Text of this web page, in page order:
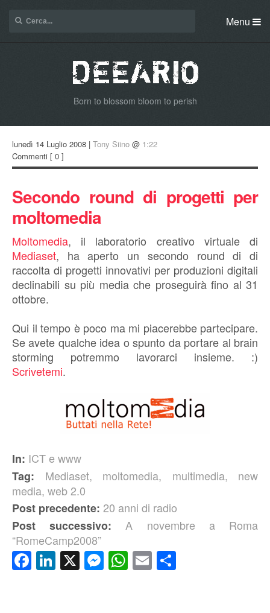
Menu
Born to blossom bloom to perish
lunedì 14 Luglio 2008 | Tony Siino @ 1:22
Commenti [ 0 ]
Secondo round di progetti per
moltomedia
Moltomedia, il laboratorio creativo virtuale di
Mediaset, ha aperto un secondo round di di
raccolta di progetti innovativi per produzioni digitali
declinabili su più media che proseguirà fino al 31
ottobre.
Qui il tempo è poco ma mi piacerebbe partecipare.
Se avete qualche idea o spunto da portare al brain
storming potremmo lavorarci insieme. :)
Scrivetemi.
In: ICT e www
Tag:
Mediaset, moltomedia, multimedia, new
media, web 2.0
Post precedente: 20 anni di radio
Post successivo:A novembre a Roma
“RomeCamp2008”
Facebook
LinkedIn
X Messenger
WhatsApp
Email